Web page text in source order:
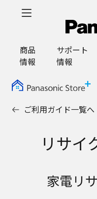
商品
情報
サポート
情報
ご利用ガイド一覧へ
リサイ
家電リ